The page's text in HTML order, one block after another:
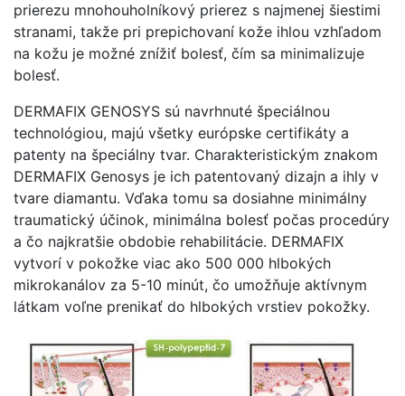
prierezu mnohouholníkový prierez s najmenej šiestimi
stranami, takže pri prepichovaní kože ihlou vzhľadom
na kožu je možné znížiť bolesť, čím sa minimalizuje
bolesť.
DERMAFIX GENOSYS sú navrhnuté špeciálnou
technológiou, majú všetky európske certifikáty a
patenty na špeciálny tvar. Charakteristickým znakom
DERMAFIX Genosys je ich patentovaný dizajn a ihly v
tvare diamantu. Vďaka tomu sa dosiahne minimálny
traumatický účinok, minimálna bolesť počas procedúry
a čo najkratšie obdobie rehabilitácie. DERMAFIX
vytvorí v pokožke viac ako 500 000 hlbokých
mikrokanálov za 5-10 minút, čo umožňuje aktívnym
látkam voľne prenikať do hlbokých vrstiev pokožky.